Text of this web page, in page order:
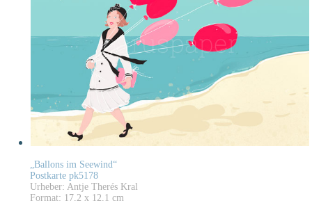
„Ballons im Seewind“
Postkarte pk5178
Urheber: Antje Therés Kral
Format: 17,2 x 12,1 cm